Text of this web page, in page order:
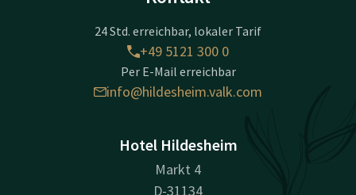
24 Std. erreichbar, lokaler Tarif
+49 5121 300 0
Per E-Mail erreichbar
info@hildesheim.valk.com
Hotel Hildesheim
Markt 4
D-31134